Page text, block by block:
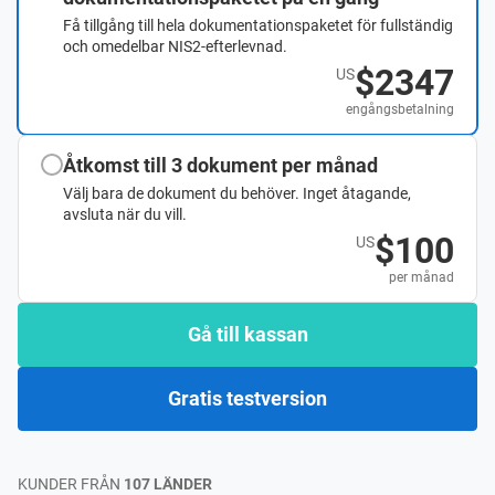
Få tillgång till hela dokumentationspaketet för fullständig
och omedelbar NIS2-efterlevnad.
US$2347
engångsbetalning
Åtkomst till 3 dokument per månad
Välj bara de dokument du behöver. Inget åtagande,
avsluta när du vill.
US$100
per månad
Gå till kassan
Gratis testversion
KUNDER FRÅN 107 LÄNDER